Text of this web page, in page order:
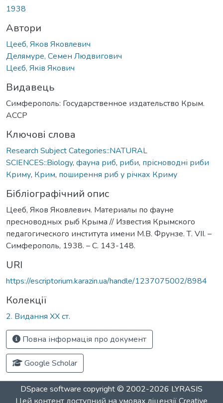
1938
Автори
Цееб, Яков Яковлевич
Делямуре, Семен Людвигович
Цеєб, Яків Якович
Видавець
Симферополь: Государственное издательство Крым.
АССР
Ключові слова
Research Subject Categories::NATURAL
SCIENCES::Biology, фауна риб, риби, прісноводні риби
Криму, Крим, поширення риб у річках Криму
Бібліографічний опис
Цееб, Яков Яковлевич. Материалы по фауне
пресноводных рыб Крыма // Известия Крымского
педагогического института имени М.В. Фрунзе. Т. VII. –
Симферополь, 1938. – С. 143-148.
URI
https://escriptorium.karazin.ua/handle/1237075002/8984
Колекції
2. Видання ХХ ст.
Повна інформація про документ
Google Scholar
DSpace software copyright © 2002-2026 LYRASIS